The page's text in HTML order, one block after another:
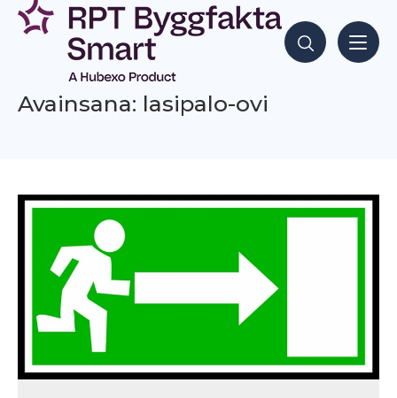
Siirry
sisältöön
Hae sisältöjä
Avainsana: lasipalo-ovi